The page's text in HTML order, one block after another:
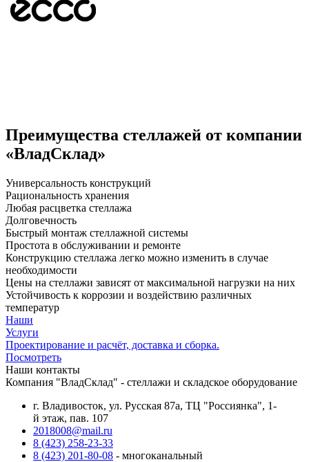
Преимущества стеллажей от компании
«ВладСклад»
Универсальность конструкций
Рациональность хранения
Любая расцветка стеллажа
Долговечность
Быстрый монтаж стеллажной системы
Простота в обслуживании и ремонте
Конструкцию стеллажа легко можно изменить в случае
необходимости
Цены на стеллажи зависят от максимальной нагрузки на них
Устойчивость к коррозии и воздействию различных
температур
Наши
Услуги
Проектирование и расчёт, доставка и сборка.
Посмотреть
Наши контакты
Компания "ВладСклад" - стеллажи и складское оборудование
г. Владивосток, ул. Русская 87а, ТЦ "Россиянка", 1-
й этаж, пав. 107
2018008@mail.ru
8 (423) 258-23-33
8 (423) 201-80-08 - многоканальный